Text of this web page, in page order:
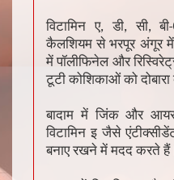
विटामिन ए, डी, सी,
कैलशियम से भरपूर अंगूर
में पॉलीफिनेल और
टूटी कोशिकाओं को
बादाम में जिंक और
विटामिन इ जैसे
बनाए रखने में मदद करते